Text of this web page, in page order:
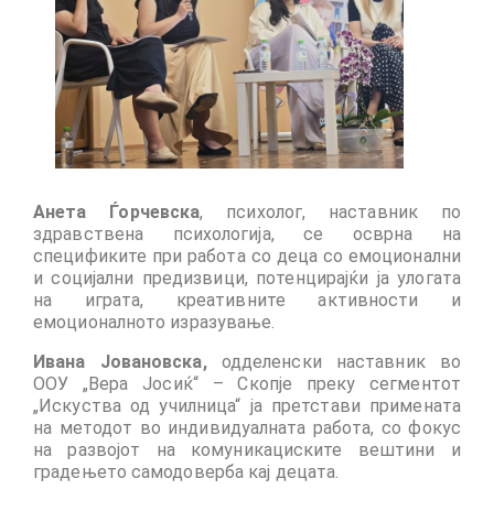
Skopje Applied arts programme | Day 3
Skopje Applied arts programme | Day 4
Skopje Applied arts programme | Day 5
Applied art program in Skopje
organized by Cultart
Cultart News
CultArt in the News
Festivals Programme | Day 5
Festivals Programme | Day 1 & 2
Performing Arts Programme | Day 3 & 4,
and 5
Анета Ѓорчевска, психолог, наставник по
здравствена психологија, се осврна на
спецификите при работа со деца со емоционални
и социјални предизвици, потенцирајќи ја улогата
на играта, креативните активности и
емоционалното изразување.
Ивана Јовановска, одделенски наставник во
ООУ „Вера Јосиќ“ – Скопје преку сегментот
„Искуства од училница“ ја претстави примената
на методот во индивидуалната работа, со фокус
на развојот на комуникациските вештини и
градењето самодоверба кај децата.